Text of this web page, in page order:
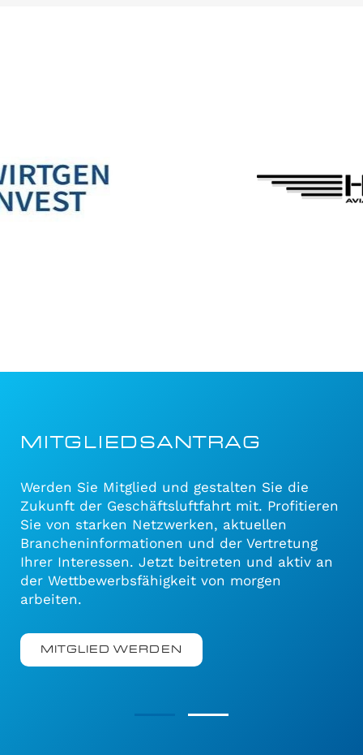
MITGLIEDSANTRAG
Werden Sie Mitglied und gestalten Sie die
Zukunft der Geschäftsluftfahrt mit. Profitieren
Sie von starken Netzwerken, aktuellen
Brancheninformationen und der Vertretung
Ihrer Interessen. Jetzt beitreten und aktiv an
der Wettbewerbsfähigkeit von morgen
arbeiten.
MITGLIED WERDEN